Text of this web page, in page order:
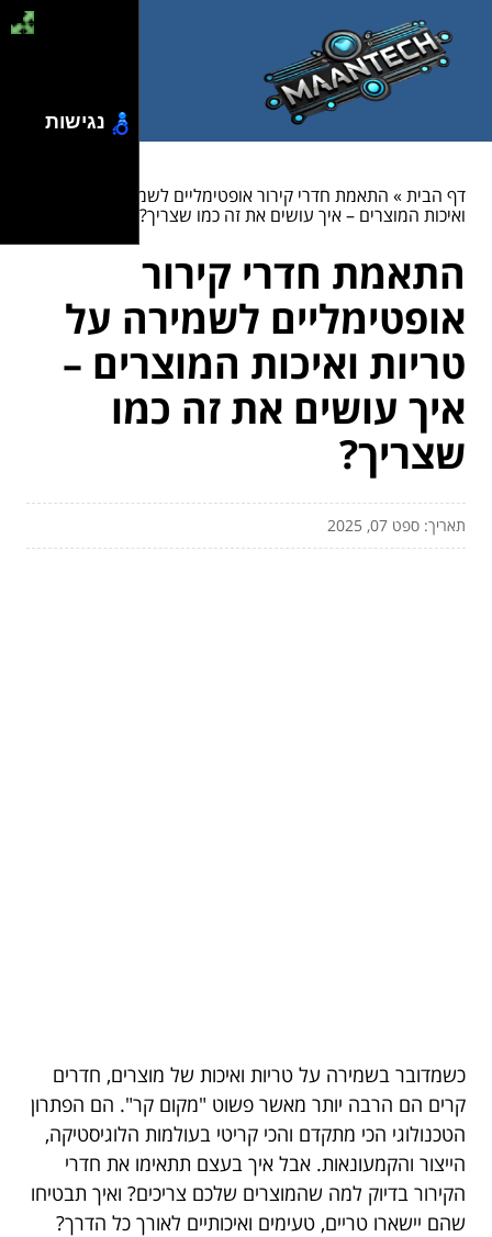
דף הבית» התאמת חדרי קירור אופטימליים לשמירה על טריות
ואיכות המוצרים – איך עושים את זה כמו שצריך?
התאמת חדרי קירור
אופטימליים לשמירה על
טריות ואיכות המוצרים –
איך עושים את זה כמו
שצריך?
תאריך: ספט 07, 2025
כשמדובר בשמירה על טריות ואיכות של מוצרים, חדרים
קרים הם הרבה יותר מאשר פשוט "מקום קר". הם הפתרון
הטכנולוגי הכי מתקדם והכי קריטי בעולמות הלוגיסטיקה,
הייצור והקמעונאות. אבל איך בעצם תתאימו את חדרי
הקירור בדיוק למה שהמוצרים שלכם צריכים? ואיך תבטיחו
שהם יישארו טריים, טעימים ואיכותיים לאורך כל הדרך?
נגישות